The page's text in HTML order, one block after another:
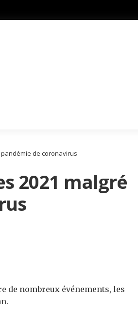
de coronavirus
2021 malgré
de nombreux événements, les